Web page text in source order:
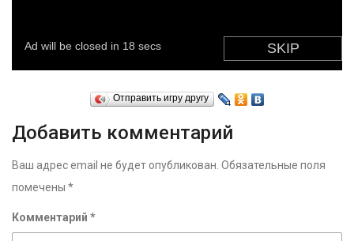
Отправить игру другу
Добавить комментарий
Ваш адрес email не будет опубликован. Обязательные поля
помечены *
Комментарий *